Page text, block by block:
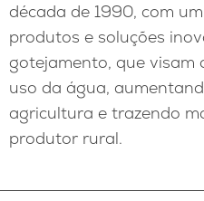
década de 1990, com
produtos e soluções
gotejamento, que visam
uso da água,
agricultura e trazendo
produtor rural.